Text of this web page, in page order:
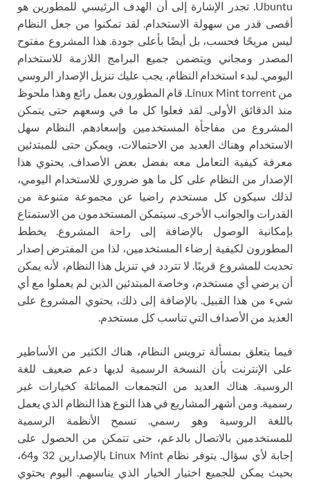
Ubuntu. تجدر الإشارة إلى أن الهدف الرئيسي للمطورين هو
أقصى قدر من سهولة الاستخدام. لقد تمكنوا من جعل النظام
ليس مريحًا فحسب، بل أيضًا بأعلى جودة. هذا المشروع مفتوح
المصدر ومجاني ويتضمن جميع البرامج اللازمة للاستخدام
اليومي. لبدء استخدام النظام، يجب عليك تنزيل الإصدار الروسي
من Linux Mint torrent. قام المطورون بعمل رائع وهذا ملحوظ
منذ الدقائق الأولى. لقد فعلوا كل ما في وسعهم حتى يتمكن
المشروع من مفاجأة المستخدمين وإسعادهم. النظام سهل
الاستخدام وهناك العديد من الاحتمالات، ويمكن حتى للمبتدئين
معرفة كيفية التعامل معه بفضل بعض الأصداف. يحتوي هذا
الإصدار من النظام على كل ما هو ضروري للاستخدام اليومي،
لذلك سيكون كل مستخدم راضيا عن مجموعة متنوعة من
القدرات والجوانب الأخرى. سيتمكن المستخدمون من الاستمتاع
بإمكانية الوصول بالإضافة إلى راحة المشروع. يخطط
المطورون لكيفية إرضاء المستخدمين، لذا من المفترض إصدار
تحديث للمشروع قريبًا. لا تتردد في تنزيل هذا النظام، لأنه يمكن
أن يرضي أي مستخدم، وخاصة المبتدئين الذين لم يعملوا مع أي
شيء من هذا القبيل. بالإضافة إلى ذلك، يحتوي المشروع على
العديد من الأصداف التي تناسب كل مستخدم.
فيما يتعلق بمسألة ترويس النظام، هناك الكثير من الأساطير
على الإنترنت بأن النسخة الرسمية لديها دعم ضعيف للغة
الروسية. هناك العديد من التجمعات المماثلة كخيارات غير
رسمية. ومن أشهر المشاريع في هذا النوع هذا النظام الذي يعمل
باللغة الروسية وهو رسمي. تسمح الأنظمة الرسمية
للمستخدمين بالاتصال بالدعم، حتى تتمكن من الحصول على
إجابة لأي سؤال. يتوفر نظام Linux Mint بالإصدارين 32 و64،
بحيث يمكن للجميع اختيار الخيار الذي يناسبهم. اليوم يحتوي